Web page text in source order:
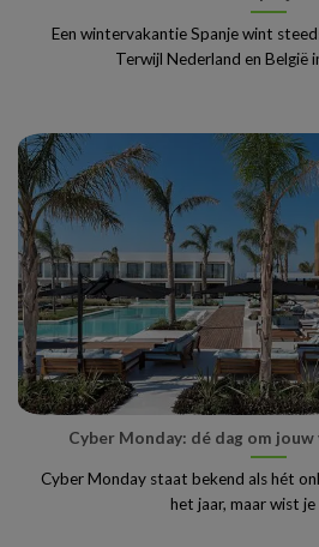
Een wintervakantie Spanje wint
Terwijl Nederland en België
Cyber Monday: dé dag om
Cyber Monday staat bekend als hét
het jaar, maar wist je